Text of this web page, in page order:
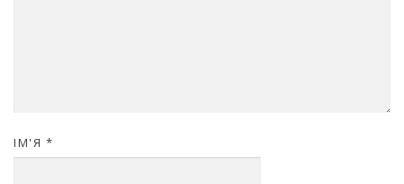
ІМ'Я *